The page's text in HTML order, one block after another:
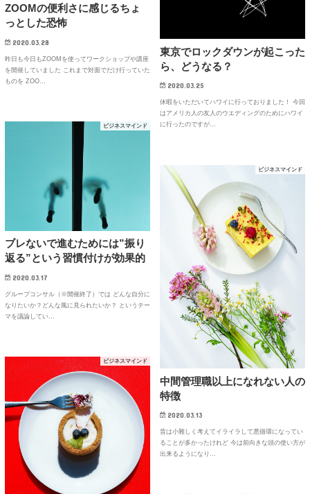
ZOOMの便利さに感じるちょ
っとした恐怖
2020.03.28
昨日も今日もZOOMを使ってワークショップや講座
を開催していました これまで対面でだけ行っていた
ものを ZOO…
東京でロックダウンが起こった
ら、どうなる？
2020.03.25
休暇をいただいてハワイに行っておりました！ 今回
はアメリカ人の友人のウエディングのためにハワイ
に行ったのですが…
ビジネスマインド
ブレないで進むためには”振り
返る”という習慣付けが効果的
2020.03.17
グループコンサル（※開催終了）では どんな自分に
なりたいか？どんな風に見られたいか？ というテー
マを議論してい…
ビジネスマインド
中間管理職以上になれない人の
特徴
2020.03.13
昔は小難しく考えてイライラして悪循環になってい
ることが多かったけれど 今は前向きな頭の使い方が
出来るようになり…
ビジネスマインド